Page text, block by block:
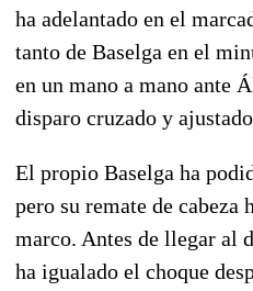
ha adelantado en el
tanto de Baselga en el
en un mano a mano ante
disparo cruzado y
El propio Baselga ha
pero su remate de cabeza
marco. Antes de llegar al
ha igualado el choque